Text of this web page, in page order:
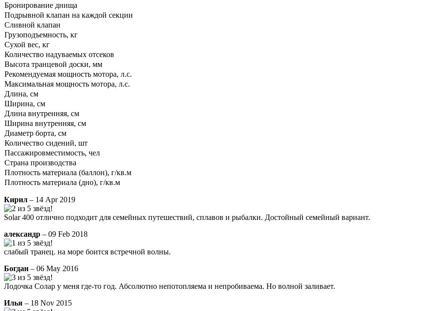
Бронирование днища
Подрывной клапан на каждой секции
Сливной клапан
Грузоподъемность, кг
Сухой вес, кг
Количество надуваемых отсеков
Высота транцевой доски, мм
Рекомендуемая мощность мотора, л.с.
Максимальная мощность мотора, л.с.
Длина, см
Ширина, см
Длина внутренняя, см
Ширина внутренняя, см
Диаметр борта, см
Количество сидений, шт
Пассажировместимость, чел
Страна производства
Плотность материала (баллон), г/кв.м
Плотность материала (дно), г/кв.м
Кирил – 14 Apr 2019
Solar 400 отлично подходит для семейных путешествий, сплавов и рыбалки. Достойный семейный вариант.
александр – 09 Feb 2018
слабый транец. на море боится встречной волны.
Богдан – 06 May 2016
Лодочка Солар у меня где-то год. Абсолютно непотопляема и непробиваема. Но волной заливает.
Илья – 18 Nov 2015